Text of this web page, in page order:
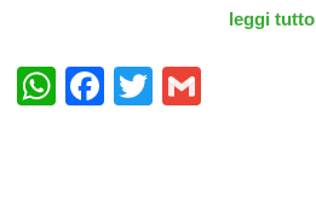
leggi tutto
WhatsApp
Facebook
Twitter